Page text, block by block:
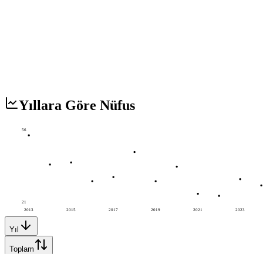
Yıllara Göre Nüfus
2013 2015 2017 2019 2021 2023
56
21
Yıl
Toplam